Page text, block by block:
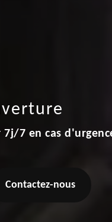
7 en cas
Contactez-nous